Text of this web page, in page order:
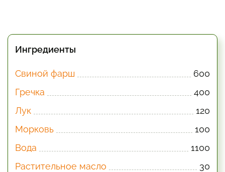
Ингредиенты
Свиной фарш
600
Гречка
400
Лук
120
Морковь
100
Вода
1100
Растительное масло
30